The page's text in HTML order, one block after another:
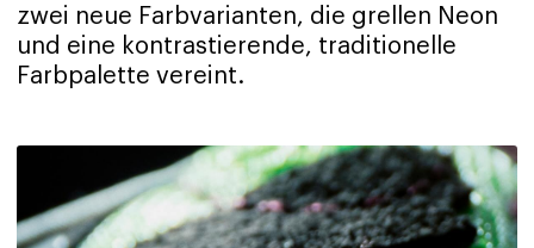
zwei neue Farbvarianten, die grellen Neon
und eine kontrastierende, traditionelle
Farbpalette vereint.